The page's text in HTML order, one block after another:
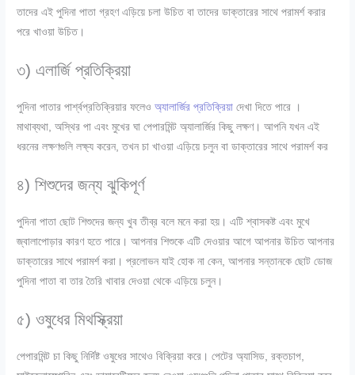
তাদের এই পুদিনা পাতা গ্রহণ এড়িয়ে চলা উচিত বা তাদের ডাক্তারের সাথে পরামর্শ করার
পরে খাওয়া উচিত।
৩) এলার্জি প্রতিক্রিয়া
পুদিনা পাতার পার্শ্বপ্রতিক্রিয়ার ফলেওঅ্যালার্জির প্রতিক্রিয়া দেখা দিতে পারে ।
মাথাব্যথা, অস্থির পা এবং মুখের ঘা পেপারমিন্ট অ্যালার্জির কিছু লক্ষণ। আপনি যখন এই
ধরনের লক্ষণগুলি লক্ষ্য করেন, তখন চা খাওয়া এড়িয়ে চলুন বা ডাক্তারের সাথে পরামর্শ কর
৪) শিশুদের জন্য ঝুকিপূর্ণ
পুদিনা পাতা ছোট শিশুদের জন্য খুব তীব্র বলে মনে করা হয়। এটি শ্বাসকষ্ট এবং মুখে
জ্বালাপোড়ার কারণ হতে পারে। আপনার শিশুকে এটি দেওয়ার আগে আপনার উচিত আপনার
ডাক্তারের সাথে পরামর্শ করা। প্রলোভন যাই হোক না কেন, আপনার সন্তানকে ছোট ডোজ
পুদিনা পাতা বা তার তৈরি খাবার দেওয়া থেকে এড়িয়ে চলুন।
৫) ওষুধের মিথস্ক্রিয়া
পেপারমিন্ট চা কিছু নির্দিষ্ট ওষুধের সাথেও বিক্রিয়া করে। পেটের অ্যাসিড, রক্তচাপ,